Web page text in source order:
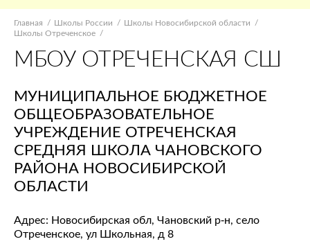
Главная Школы России
Школы Новосибирской области
Школы Отреченское
МБОУ ОТРЕЧЕНСКАЯ СШ
МУНИЦИПАЛЬНОЕ БЮДЖЕТНОЕ
ОБЩЕОБРАЗОВАТЕЛЬНОЕ
УЧРЕЖДЕНИЕ ОТРЕЧЕНСКАЯ
СРЕДНЯЯ ШКОЛА ЧАНОВСКОГО
РАЙОНА НОВОСИБИРСКОЙ
ОБЛАСТИ
Адрес: Новосибирская обл, Чановский р-н, село
Отреченское, ул Школьная, д 8